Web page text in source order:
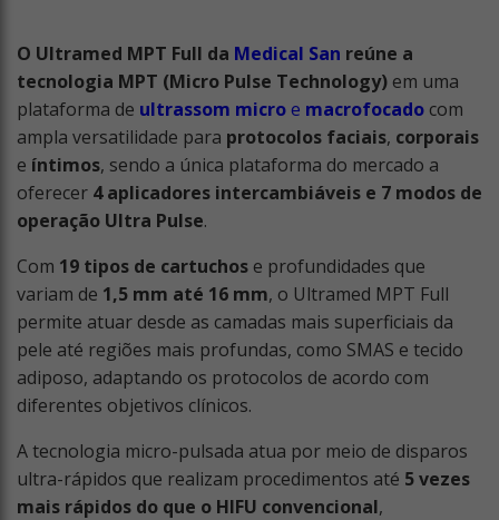
O Ultramed MPT Full da Medical San reúne a
tecnologia MPT (Micro Pulse Technology) em uma
plataforma de ultrassom microe macrofocado com
ampla versatilidade para protocolos faciais, corporais
e íntimos, sendo a única plataforma do mercado a
oferecer 4 aplicadores intercambiáveis e 7 modos de
operação Ultra Pulse.
Com 19 tipos de cartuchos e profundidades que
variam de 1,5 mm até 16 mm, o Ultramed MPT Full
permite atuar desde as camadas mais superficiais da
pele até regiões mais profundas, como SMAS e tecido
adiposo, adaptando os protocolos de acordo com
diferentes objetivos clínicos.
A tecnologia micro-pulsada atua por meio de disparos
ultra-rápidos que realizam procedimentos até 5 vezes
mais rápidos do que o HIFU convencional,